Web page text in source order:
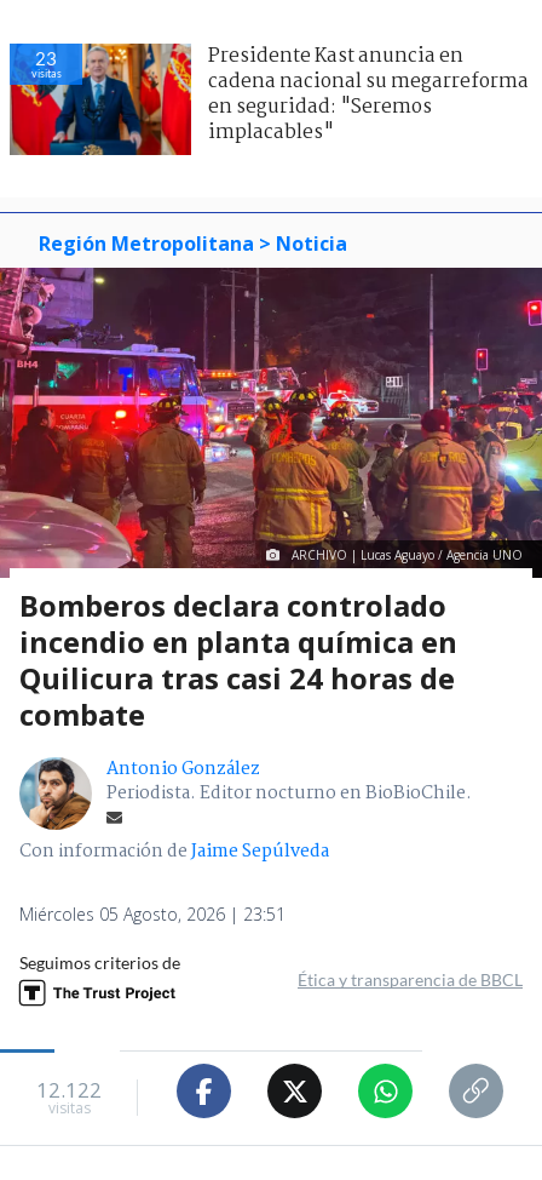
23
visitas
Presidente Kast anuncia en
cadena nacional su megarreforma
en seguridad: "Seremos
implacables"
Región Metropolitana > Noticia
ARCHIVO | Lucas Aguayo / Agencia UNO
Bomberos declara controlado
incendio en planta química en
Quilicura tras casi 24 horas de
combate
Antonio González
Periodista. Editor nocturno en BioBioChile.
Con información deJaime Sepúlveda
Miércoles 05 Agosto, 2026 | 23:51
Seguimos criterios de
Ética y transparencia de BBCL
12.122
visitas